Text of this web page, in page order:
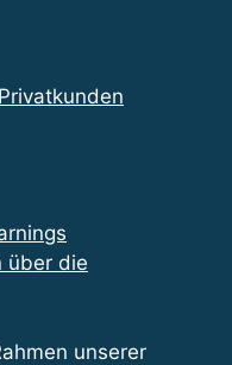
über die
unserer